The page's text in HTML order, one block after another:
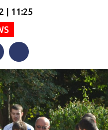
| 11:25
Telegram